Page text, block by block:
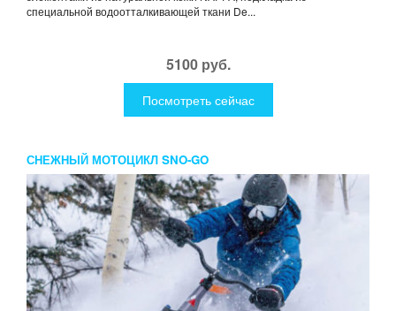
специальной водоотталкивающей ткани De...
5100 руб.
Посмотреть сейчас
СНЕЖНЫЙ МОТОЦИКЛ SNO-GO